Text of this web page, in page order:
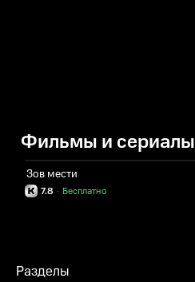
Фильмы и сериалы
Зов мести
7.8 Бесплатно
·
Разделы